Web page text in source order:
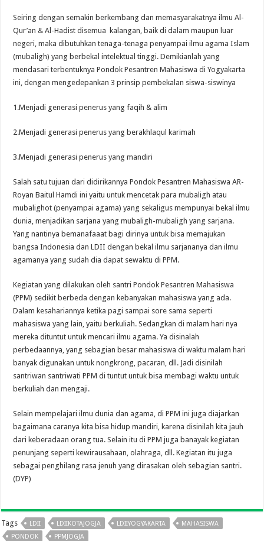
Seiring dengan semakin berkembang dan memasyarakatnya ilmu Al-
Qur’an & Al-Hadist disemua kalangan, baik di dalam maupun luar
negeri, maka dibutuhkan tenaga-tenaga penyampai ilmu agama Islam
(mubaligh) yang berbekal intelektual tinggi. Demikianlah yang
mendasari terbentuknya Pondok Pesantren Mahasiswa di Yogyakarta
ini, dengan mengedepankan 3 prinsip pembekalan siswa-siswinya
1.Menjadi generasi penerus yang faqih & alim
2.Menjadi generasi penerus yang berakhlaqul karimah
3.Menjadi generasi penerus yang mandiri
Salah satu tujuan dari didirikannya Pondok Pesantren Mahasiswa AR-
Royan Baitul Hamdi ini yaitu untuk mencetak para mubaligh atau
mubalighot (penyampai agama) yang sekaligus mempunyai bekal ilmu
dunia, menjadikan sarjana yang mubaligh-mubaligh yang sarjana.
Yang nantinya bemanafaaat bagi dirinya untuk bisa memajukan
bangsa Indonesia dan LDII dengan bekal ilmu sarjananya dan ilmu
agamanya yang sudah dia dapat sewaktu di PPM.
Kegiatan yang dilakukan oleh santri Pondok Pesantren Mahasiswa
(PPM) sedikit berbeda dengan kebanyakan mahasiswa yang ada.
Dalam kesahariannya ketika pagi sampai sore sama seperti
mahasiswa yang lain, yaitu berkuliah. Sedangkan di malam hari nya
mereka dituntut untuk mencari ilmu agama. Ya disinalah
perbedaannya, yang sebagian besar mahasiswa di waktu malam hari
banyak digunakan untuk nongkrong, pacaran, dll. Jadi disinilah
santriwan santriwati PPM di tuntut untuk bisa membagi waktu untuk
berkuliah dan mengaji.
Selain mempelajari ilmu dunia dan agama, di PPM ini juga diajarkan
bagaimana caranya kita bisa hidup mandiri, karena disinilah kita jauh
dari keberadaan orang tua. Selain itu di PPM juga banayak kegiatan
penunjang seperti kewirausahaan, olahraga, dll. Kegiatan itu juga
sebagai penghilang rasa jenuh yang dirasakan oleh sebagian santri.
(DYP)
Tags LDII LDIIKOTAJOGJA LDIIYOGYAKARTA
MAHASISWA
PONDOK
PPMJOGJA